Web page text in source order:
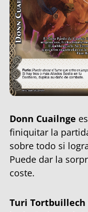
Donn Cuailnge
finiquitar la
sobre todo si
Puede dar la
coste.
Turi Tortbuillech